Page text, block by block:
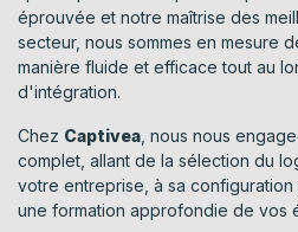
éprouvée et notre maîtrise des
secteur, nous sommes en mesure
manière fluide et efficace tout au
d'intégration.
Chez Captivea , nous nous
complet, allant de la sélection du
votre entreprise, à sa
une formation approfondie de vos